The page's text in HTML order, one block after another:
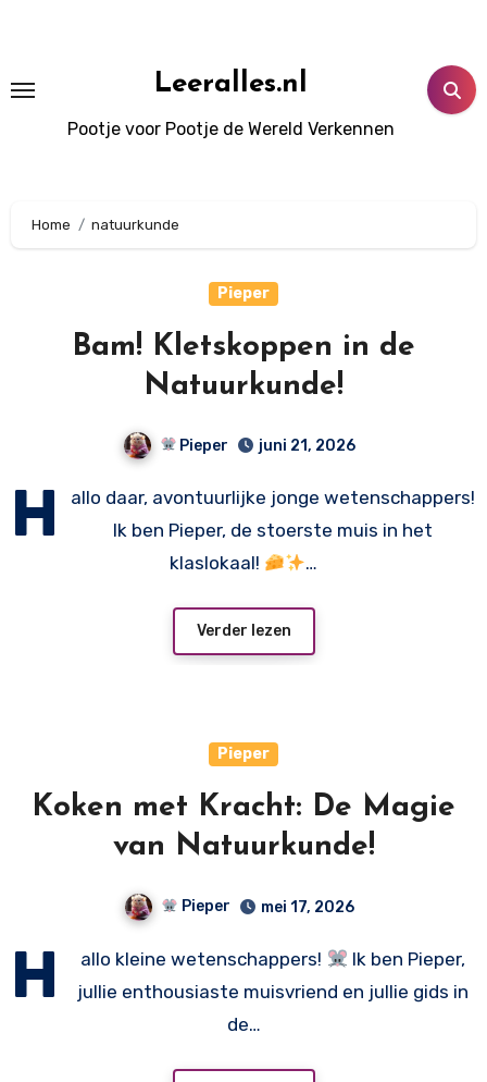
Leeralles.nl
Pootje voor Pootje de Wereld Verkennen
Home natuurkunde
Pieper
Bam! Kletskoppen in de
Natuurkunde!
Pieper juni 21, 2026
H
allo daar, avontuurlijke jonge wetenschappers!
Ik ben Pieper, de stoerste muis in het
klaslokaal!
…
Verder lezen
Pieper
Koken met Kracht: De Magie
van Natuurkunde!
Pieper mei 17, 2026
H allo kleine wetenschappers!
Ik ben Pieper,
jullie enthousiaste muisvriend en jullie gids in
de…